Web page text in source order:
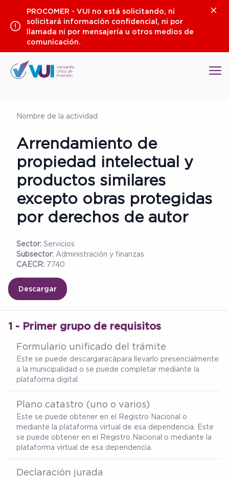
contenido
PROCOMER - VUI no está solicitando, ni
solicitará información confidencial, ni por
llamada ni por mensajería u otros medios de
comunicación.
Nombre de la actividad
Arrendamiento de
propiedad intelectual y
productos similares
excepto obras protegidas
por derechos de autor
Sector: Servicios
Subsector: Administración y finanzas
CAECR: 7740
Descargar
1 - Primer grupo de requisitos
Formulario unificado del trámite
Este se puede descargaracápara llevarlo presencialmente
a la municipalidad o se puede completar mediante la
plataforma digital.
Plano catastro (uno o varios)
Este se puede obtener en el Registro Nacional o
mediante la plataforma virtual de esa dependencia. Este
se puede obtener en el Registro Nacional o mediante la
plataforma virtual de esa dependencia.
Declaración jurada